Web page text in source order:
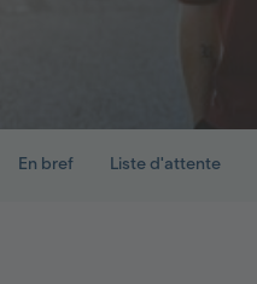
En bref Liste d'attente